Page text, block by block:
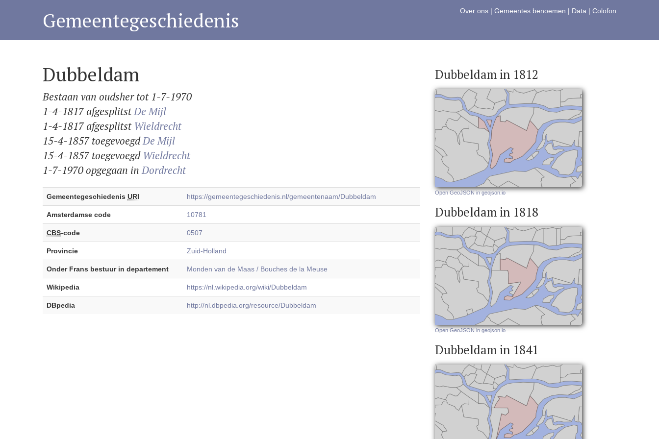
Over ons | Gemeentes benoemen | Data | Colofon
Gemeentegeschiedenis
Dubbeldam
Bestaan van oudsher tot 1-7-1970
1-4-1817 afgesplitstDe Mijl
1-4-1817 afgesplitst Wieldrecht
15-4-1857 toegevoegdDe Mijl
15-4-1857 toegevoegd Wieldrecht
1-7-1970 opgegaan inDordrecht
Gemeentegeschiedenis URI https://gemeentegeschiedenis.nl/gemeentenaam/Dubbeldam
Amsterdamse code 10781
CBS-code 0507
Provincie Zuid-Holland
Onder Frans bestuur in departement Monden van de Maas / Bouches de la Meuse
Wikipedia https://nl.wikipedia.org/wiki/Dubbeldam
DBpedia http://nl.dbpedia.org/resource/Dubbeldam
Dubbeldam in 1812
Open GeoJSON in geojson.io
Dubbeldam in 1818
Open GeoJSON in geojson.io
Dubbeldam in 1841